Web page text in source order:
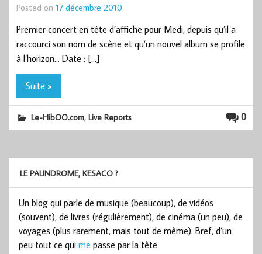
Posted on 17 décembre 2010
Premier concert en tête d’affiche pour Medi, depuis qu’il a
raccourci son nom de scène et qu’un nouvel album se profile
à l’horizon… Date : […]
Suite »
0
Le-HibOO.com,Live Reports
LE PALINDROME, KESACO ?
Un blog qui parle de musique (beaucoup), de vidéos
(souvent), de livres (régulièrement), de cinéma (un peu), de
voyages (plus rarement, mais tout de même). Bref, d’un
peu tout ce qui me passe par la tête.